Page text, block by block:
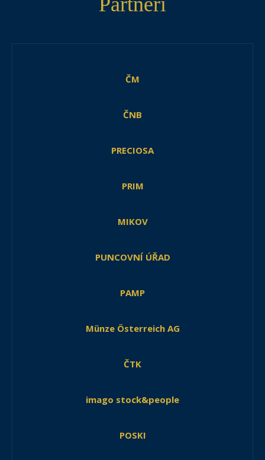
ČM
ČNB
PRECIOSA
PRIM
MIKOV
PUNCOVNÍ ÚŘAD
PAMP
Münze Österreich AG
ČTK
imago stock&people
POSKI